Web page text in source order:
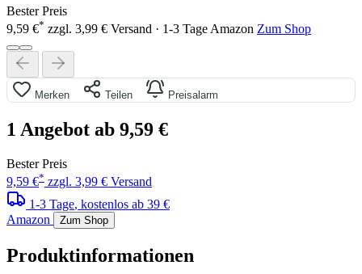
Bester Preis
9,59 €* zzgl. 3,99 € Versand · 1-3 Tage Amazon Zum Shop
Merken Teilen Preisalarm
1 Angebot ab 9,59 €
Bester Preis
9,59 €* zzgl. 3,99 € Versand
1-3 Tage, kostenlos ab 39 €
Amazon
Zum Shop
Produktinformationen